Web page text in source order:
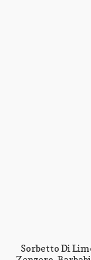
Sorbetto Di